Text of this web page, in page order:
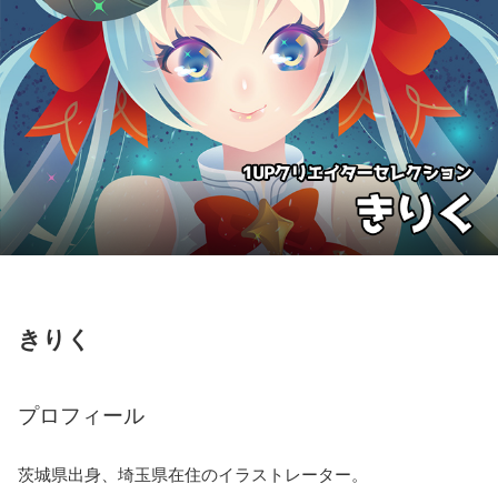
きりく
プロフィール
茨城県出身、埼玉県在住のイラストレーター。